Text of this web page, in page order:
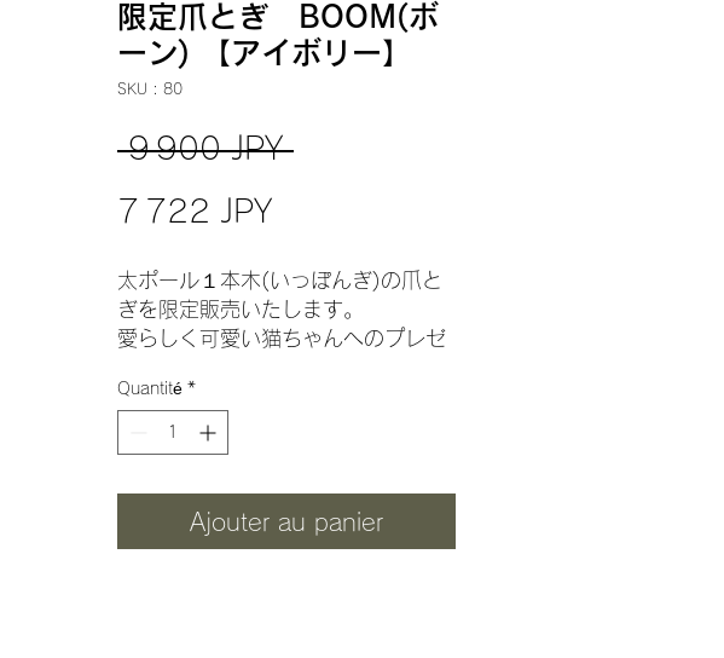
限定爪とぎ BOOM(ボ
ーン) 【アイボリー】
SKU : 80
9 900 JPY Prix
7 722 JPYPrix
promotionnel
太ポール１本木(いっぽんぎ)の爪と
ぎを限定販売いたします。
愛らしく可愛い猫ちゃんへのプレゼ
デザインはどこの空間にも馴染みや
すいシンプルなものとなっておりま
限定商品ですので早い目にお買い求
め下さい。
Quantité *
Ajouter au panier